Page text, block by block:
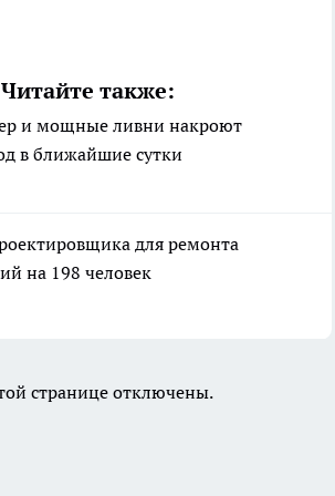
Читайте также:
и мощные ливни накроют
в ближайшие сутки
для ремонта
на 198 человек
странице отключены.